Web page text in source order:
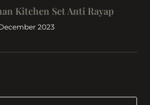
Kitchen Set Anti Rayap
2023